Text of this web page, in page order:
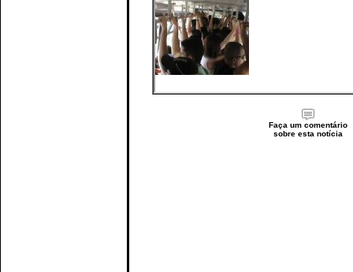
Faça um comentário
sobre esta notícia